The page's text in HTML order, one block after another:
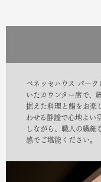
ベネッセハウス パー
いたカウンター席で、
据えた料理と鮨をお楽
わせる静謐で心地よい
しながら、職人の繊細
感でご堪能ください。